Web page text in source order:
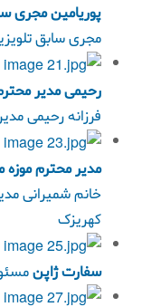
پوریامین مجری
مجری سابق
رحیمی مدير
فرزانه رحیمی
مدیر محترم
خانم شمیرانی
کهریزک
سفارت ژاپن